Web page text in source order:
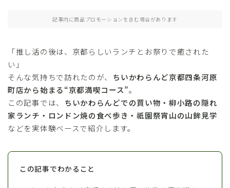
記事内に商品プロモーションを含む場合があります
「推し活の後は、京都らしいランチとお祭りで癒された
い」
そんな気持ちで訪れたのが、 ちいかわらんど京都四条河原
町店から始まる“京都満喫コース”。
この記事では、 ちいかわらんどでの買い物・柳小路の隠れ
家ランチ・ロンドン焼の食べ歩き・祇園祭宵山の山鉾見学
などを実体験ベースで紹介します。
この記事でわかること